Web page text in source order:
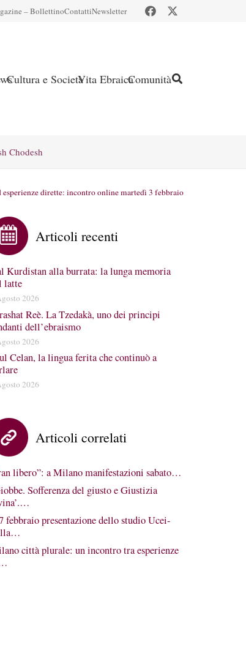
– BollettinoContattiNewsletter
Cultura e SocietàVita EbraicaComunità
Chodesh
dirette: incontro online martedì 3 febbraio
Articoli recenti
Kurdistan alla burrata: la lunga memoria
latte
2026
Reè. La Tzedakà, uno dei principi
dell’ebraismo
2026
Celan, la lingua ferita che continuò a
2026
Articoli correlati
libero”: a Milano manifestazioni sabato…
Sofferenza del giusto e Giustizia
febbraio presentazione dello studio Ucei-
città plurale: un incontro tra esperienze